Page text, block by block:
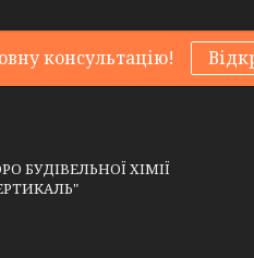
консультацію!
БУДІВЕЛЬНОЇ ХІМІЇ